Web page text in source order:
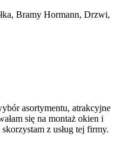
Bramy Hormann, Drzwi,
asortymentu, atrakcyjne
się na montaż okien i
z usług tej firmy.